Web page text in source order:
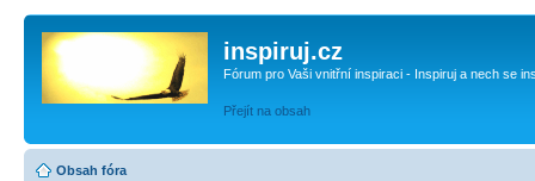
inspiruj.cz
Fórum pro Vaši vnitřní inspiraci - Inspiruj a nech se
Přejít na obsah
Obsah fóra